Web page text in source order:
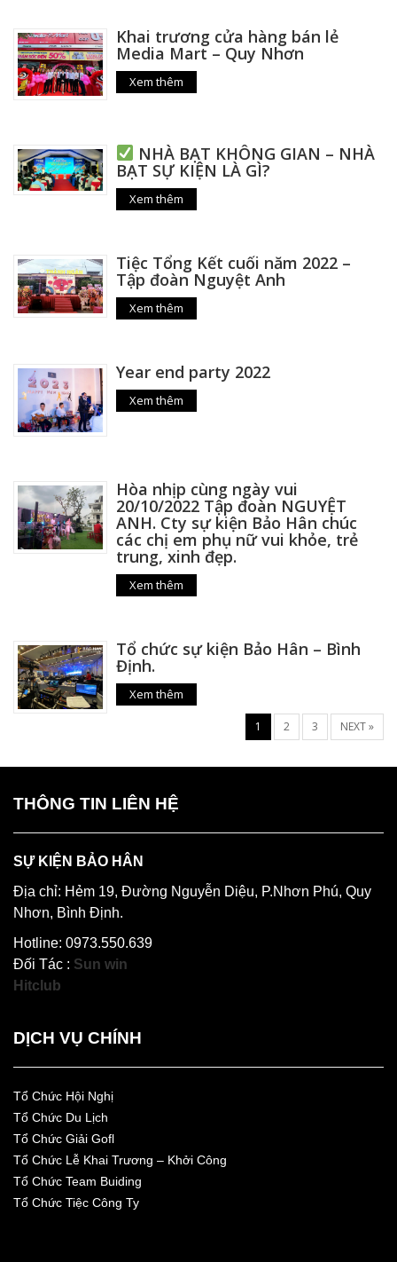
Khai trương cửa hàng bán lẻ
Media Mart – Quy Nhơn
Xem thêm
NHÀ BẠT KHÔNG GIAN – NHÀ
BẠT SỰ KIỆN LÀ GÌ?
Xem thêm
Tiệc Tổng Kết cuối năm 2022 –
Tập đoàn Nguyệt Anh
Xem thêm
Year end party 2022
Xem thêm
Hòa nhịp cùng ngày vui
20/10/2022 Tập đoàn NGUYỆT
ANH. Cty sự kiện Bảo Hân chúc
các chị em phụ nữ vui khỏe, trẻ
trung, xinh đẹp.
Xem thêm
Tổ chức sự kiện Bảo Hân – Bình
Định.
Xem thêm
1 2 3 NEXT »
THÔNG TIN LIÊN HỆ
SỰ KIỆN BẢO HÂN
Địa chỉ: Hẻm 19, Đường Nguyễn Diệu, P.Nhơn Phú, Quy
Nhơn, Bình Định.
Hotline: 0973.550.639
Đối Tác : Sun win
Hitclub
DỊCH VỤ CHÍNH
Tổ Chức Hội Nghị
Tổ Chức Du Lịch
Tổ Chức Giải Gofl
Tổ Chức Lễ Khai Trương – Khởi Công
Tổ Chức Team Buiding
Tổ Chức Tiệc Công Ty